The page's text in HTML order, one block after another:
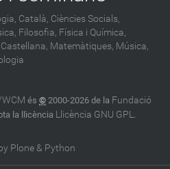
Català, Ciències Socials,
Filosofia, Física i Química,
Matemàtiques, Música,
és © 2000-2026 de la Fundació
la llicència Llicència GNU GPL.
Plone & Python